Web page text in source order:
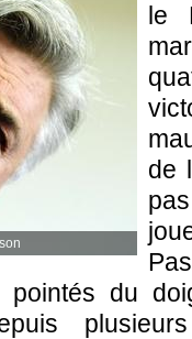
le
de
pointés du